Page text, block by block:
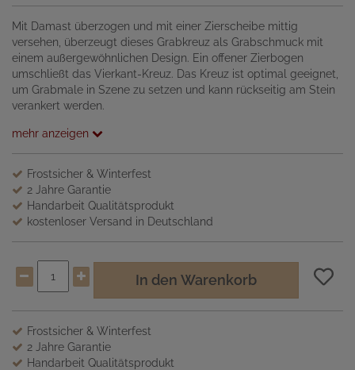
Mit Damast überzogen und mit einer Zierscheibe mittig
versehen, überzeugt dieses Grabkreuz als Grabschmuck mit
einem außergewöhnlichen Design. Ein offener Zierbogen
umschließt das Vierkant-Kreuz. Das Kreuz ist optimal geeignet,
um Grabmale in Szene zu setzen und kann rückseitig am Stein
verankert werden.
mehr anzeigen
Frostsicher & Winterfest
2 Jahre Garantie
Handarbeit Qualitätsprodukt
kostenloser Versand in Deutschland
In den Warenkorb
Frostsicher & Winterfest
2 Jahre Garantie
Handarbeit Qualitätsprodukt